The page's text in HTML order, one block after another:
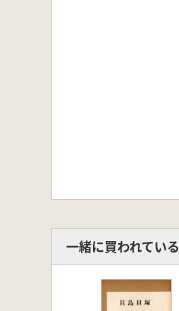
一緒に買われてい